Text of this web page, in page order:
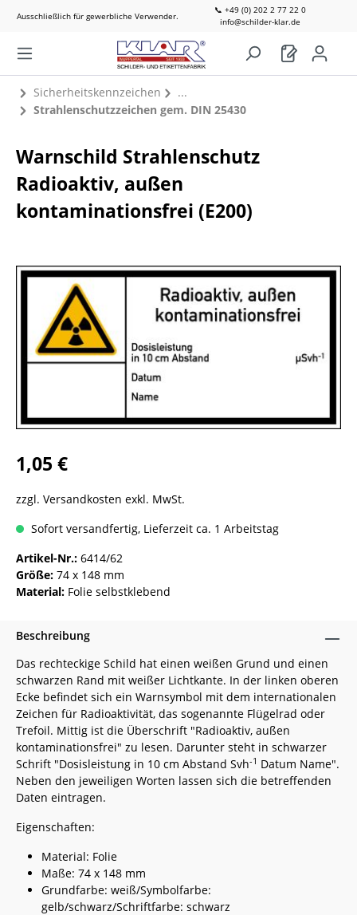
Ausschließlich für gewerbliche Verwender.
📞 +49 (0) 202 2 77 22 0
info@schilder-klar.de
Sicherheitskennzeichen
Strahlenschutzzeichen gem. DIN 25430
Warnschild Strahlenschutz
Radioaktiv, außen
kontaminationsfrei (E200)
1,05 €
zzgl. Versandkosten exkl. MwSt.
Sofort versandfertig, Lieferzeit ca. 1 Arbeitstag
Artikel-Nr.: 6414/62
Größe: 74 x 148 mm
Material: Folie selbstklebend
Beschreibung
Das rechteckige Schild hat einen weißen Grund und einen
schwarzen Rand mit weißer Lichtkante. In der linken oberen
Ecke befindet sich ein Warnsymbol mit dem internationalen
Zeichen für Radioaktivität, das sogenannte Flügelrad oder
Trefoil. Mittig ist die Überschrift "Radioaktiv, außen
kontaminationsfrei" zu lesen. Darunter steht in schwarzer
Schrift "Dosisleistung in 10 cm Abstand Svh-1 Datum Name".
Neben den jeweiligen Worten lassen sich die betreffenden
Daten eintragen.
Eigenschaften:
Material: Folie
Maße: 74 x 148 mm
Grundfarbe: weiß/Symbolfarbe:
gelb/schwarz/Schriftfarbe: schwarz